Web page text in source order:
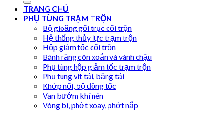
TRANG CHỦ
PHỤ TÙNG TRẠM TRỘN
Bộ gioăng gối trục cối trộn
Hệ thống thủy lực trạm trộn
Hộp giảm tốc cối trộn
Bánh răng côn xoắn và vành chậu
Phụ tùng hộp giảm tốc trạm trộn
Phụ tùng vít tải, băng tải
Khớp nối, bộ đồng tốc
Van bướm khí nén
Vòng bi, phớt xoay, phớt nắp